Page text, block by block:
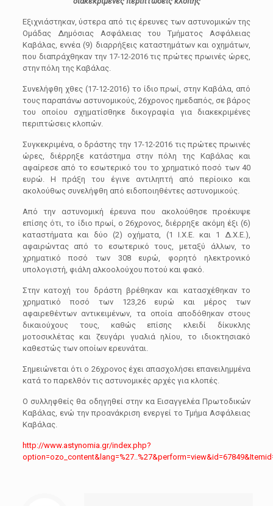
Εξιχνιάστηκαν, ύστερα από τις έρευνες των αστυνομικών της
Ομάδας Δημόσιας Ασφάλειας του Τμήματος Ασφάλειας
Καβάλας, εννέα (9) διαρρήξεις καταστημάτων και οχημάτων,
που διαπράχθηκαν την 17-12-2016 τις πρώτες πρωινές ώρες,
στην πόλη της Καβάλας.
Συνελήφθη χθες (17-12-2016) το ίδιο πρωί, στην Καβάλα, από
τους παραπάνω αστυνομικούς, 26χρονος ημεδαπός, σε βάρος
του οποίου σχηματίσθηκε δικογραφία για διακεκριμένες
περιπτώσεις κλοπών.
Συγκεκριμένα, ο δράστης την 17-12-2016 τις πρώτες πρωινές
ώρες, διέρρηξε κατάστημα στην πόλη της Καβάλας και
αφαίρεσε από το εσωτερικό του το χρηματικό ποσό των 40
ευρώ. Η πράξη του έγινε αντιληπτή από περίοικο και
ακολούθως συνελήφθη από ειδοποιηθέντες αστυνομικούς.
Από την αστυνομική έρευνα που ακολούθησε προέκυψε
επίσης ότι, το ίδιο πρωί, ο 26χρονος, διέρρηξε ακόμη έξι (6)
καταστήματα και δύο (2) οχήματα, (1 Ι.Χ.Ε. και 1 Δ.Χ.Ε.),
αφαιρώντας από το εσωτερικό τους, μεταξύ άλλων, το
χρηματικό ποσό των 308 ευρώ, φορητό ηλεκτρονικό
υπολογιστή, φιάλη αλκοολούχου ποτού και φακό.
Στην κατοχή του δράστη βρέθηκαν και κατασχέθηκαν το
χρηματικό ποσό των 123,26 ευρώ και μέρος των
αφαιρεθέντων αντικειμένων, τα οποία αποδόθηκαν στους
δικαιούχους τους, καθώς επίσης κλειδί δίκυκλης
μοτοσικλέτας και ζευγάρι γυαλιά ηλίου, το ιδιοκτησιακό
καθεστώς των οποίων ερευνάται.
Σημειώνεται ότι ο 26χρονος έχει απασχολήσει επανειλημμένα
κατά το παρελθόν τις αστυνομικές αρχές για κλοπές.
Ο συλληφθείς θα οδηγηθεί στην κα Εισαγγελέα Πρωτοδικών
Καβάλας, ενώ την προανάκριση ενεργεί το Τμήμα Ασφάλειας
Καβάλας.
http://www.astynomia.gr/index.php?